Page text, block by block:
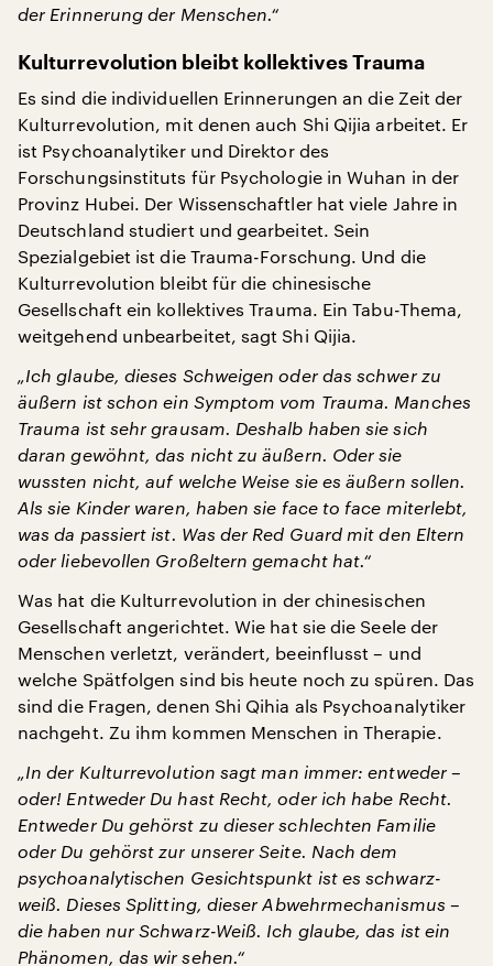
der Erinnerung der Menschen.“
Kulturrevolution bleibt kollektives Trauma
Es sind die individuellen Erinnerungen an die Zeit der
Kulturrevolution, mit denen auch Shi Qijia arbeitet. Er
ist Psychoanalytiker und Direktor des
Forschungsinstituts für Psychologie in Wuhan in der
Provinz Hubei. Der Wissenschaftler hat viele Jahre in
Deutschland studiert und gearbeitet. Sein
Spezialgebiet ist die Trauma-Forschung. Und die
Kulturrevolution bleibt für die chinesische
Gesellschaft ein kollektives Trauma. Ein Tabu-Thema,
weitgehend unbearbeitet, sagt Shi Qijia.
„Ich glaube, dieses Schweigen oder das schwer zu
äußern ist schon ein Symptom vom Trauma. Manches
Trauma ist sehr grausam. Deshalb haben sie sich
daran gewöhnt, das nicht zu äußern. Oder sie
wussten nicht, auf welche Weise sie es äußern sollen.
Als sie Kinder waren, haben sie face to face miterlebt,
was da passiert ist. Was der Red Guard mit den Eltern
oder liebevollen Großeltern gemacht hat.“
Was hat die Kulturrevolution in der chinesischen
Gesellschaft angerichtet. Wie hat sie die Seele der
Menschen verletzt, verändert, beeinflusst – und
welche Spätfolgen sind bis heute noch zu spüren. Das
sind die Fragen, denen Shi Qihia als Psychoanalytiker
nachgeht. Zu ihm kommen Menschen in Therapie.
„In der Kulturrevolution sagt man immer: entweder –
oder! Entweder Du hast Recht, oder ich habe Recht.
Entweder Du gehörst zu dieser schlechten Familie
oder Du gehörst zur unserer Seite. Nach dem
psychoanalytischen Gesichtspunkt ist es schwarz-
weiß. Dieses Splitting, dieser Abwehrmechanismus –
die haben nur Schwarz-Weiß. Ich glaube, das ist ein
Phänomen, das wir sehen.“